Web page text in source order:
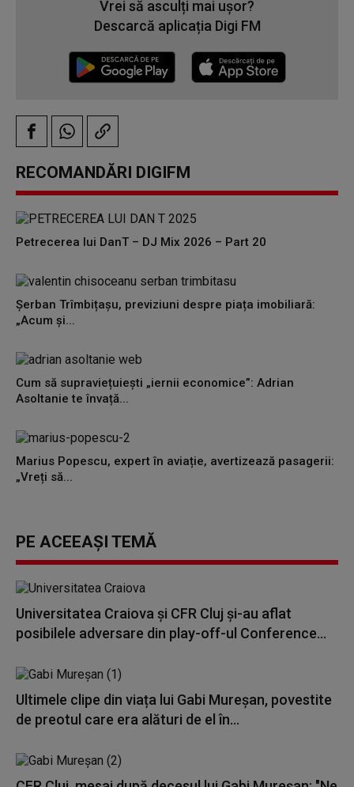
Vrei să asculți mai ușor?
Descarcă aplicația Digi FM
RECOMANDĂRI DIGIFM
Petrecerea lui DanT – DJ Mix 2026 – Part 20
Șerban Trîmbițașu, previziuni despre piața imobiliară:
„Acum și...
Cum să supraviețuiești „iernii economice”: Adrian
Asoltanie te învață...
Marius Popescu, expert în aviație, avertizează pasagerii:
„Vreți să...
PE ACEEAȘI TEMĂ
Universitatea Craiova şi CFR Cluj şi-au aflat
posibilele adversare din play-off-ul Conference...
Ultimele clipe din viața lui Gabi Mureșan, povestite
de preotul care era alături de el în...